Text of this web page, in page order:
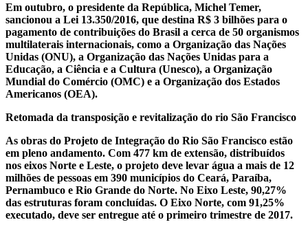
Em outubro, o presidente da República, Michel Temer,
sancionou a Lei 13.350/2016, que destina R$ 3 bilhões para o
pagamento de contribuições do Brasil a cerca de 50 organismos
multilaterais internacionais, como a Organização das Nações
Unidas (ONU), a Organização das Nações Unidas para a
Educação, a Ciência e a Cultura (Unesco), a Organização
Mundial do Comércio (OMC) e a Organização dos Estados
Americanos (OEA).
Retomada da transposição e revitalização do rio São Francisco
As obras do Projeto de Integração do Rio São Francisco estão
em pleno andamento. Com 477 km de extensão, distribuídos
nos eixos Norte e Leste, o projeto deve levar água a mais de 12
milhões de pessoas em 390 municípios do Ceará, Paraíba,
Pernambuco e Rio Grande do Norte. No Eixo Leste, 90,27%
das estruturas foram concluídas. O Eixo Norte, com 91,25%
executado, deve ser entregue até o primeiro trimestre de 2017.